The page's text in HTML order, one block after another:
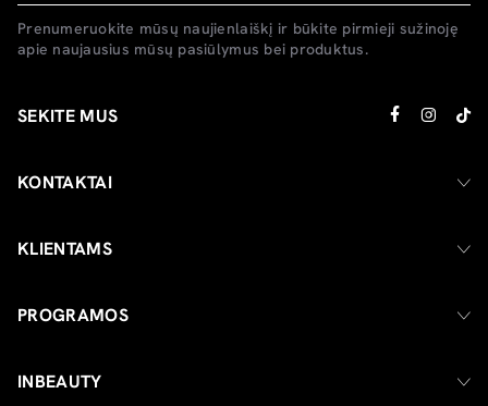
Prenumeruokite mūsų naujienlaiškį ir būkite pirmieji sužinoję
apie naujausius mūsų pasiūlymus bei produktus.
SEKITE MUS
KONTAKTAI
KLIENTAMS
PROGRAMOS
INBEAUTY